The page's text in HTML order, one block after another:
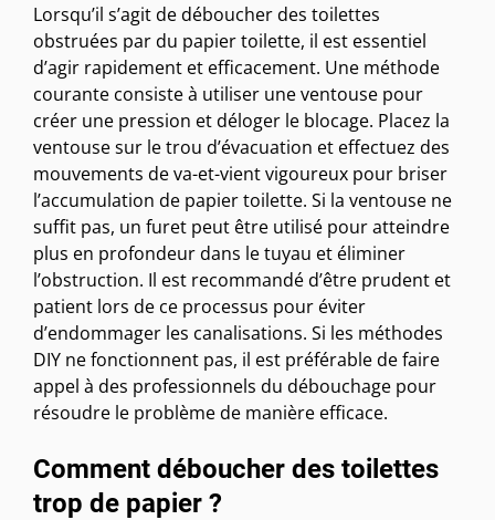
Lorsqu’il s’agit de déboucher des toilettes
obstruées par du papier toilette, il est essentiel
d’agir rapidement et efficacement. Une méthode
courante consiste à utiliser une ventouse pour
créer une pression et déloger le blocage. Placez la
ventouse sur le trou d’évacuation et effectuez des
mouvements de va-et-vient vigoureux pour briser
l’accumulation de papier toilette. Si la ventouse ne
suffit pas, un furet peut être utilisé pour atteindre
plus en profondeur dans le tuyau et éliminer
l’obstruction. Il est recommandé d’être prudent et
patient lors de ce processus pour éviter
d’endommager les canalisations. Si les méthodes
DIY ne fonctionnent pas, il est préférable de faire
appel à des professionnels du débouchage pour
résoudre le problème de manière efficace.
Comment déboucher des toilettes
trop de papier ?